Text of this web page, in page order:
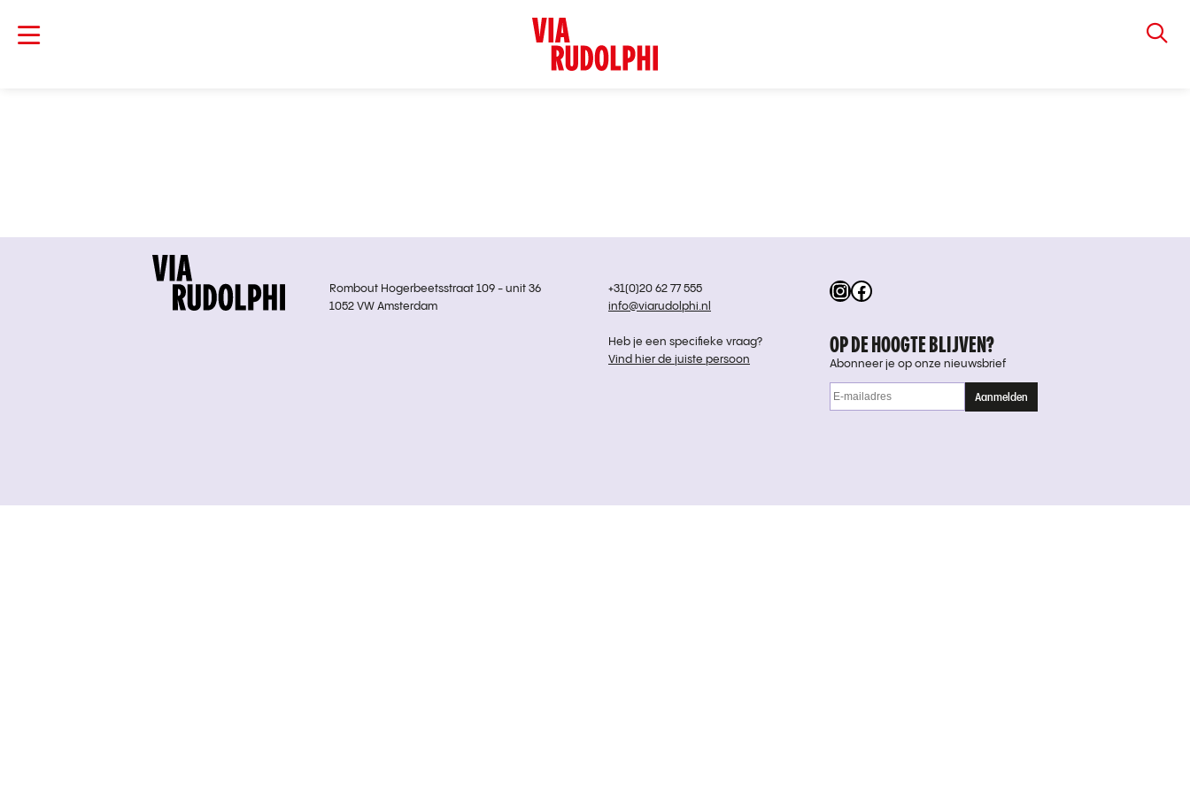
Instagram
Facebook
Rombout Hogerbeetsstraat 109 - unit 36
1052 VW Amsterdam
+31(0)20 62 77 555
info@viarudolphi.nl
Heb je een specifieke vraag?
Vind hier de juiste persoon
OP DE HOOGTE BLIJVEN?
Abonneer je op onze nieuwsbrief